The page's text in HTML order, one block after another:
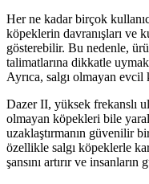
Her ne kadar birçok
köpeklerin davranışları ve
gösterebilir. Bu nedenle,
talimatlarına dikkatle
Ayrıca, salgı olmayan
Dazer II, yüksek frekanslı
olmayan köpekleri bile
uzaklaştırmanın güvenilir
özellikle salgı köpeklerle
şansını artırır ve